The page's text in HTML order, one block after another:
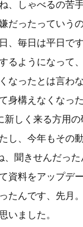
、しゃべるの苦
だったっていう
、毎日は平日で
るようになって、
なったとは言わな
身構えなくなっ
しく来る方用
し、今年もその
聞きせんだっ
資料をアップデ
たんです、先月。
いました。